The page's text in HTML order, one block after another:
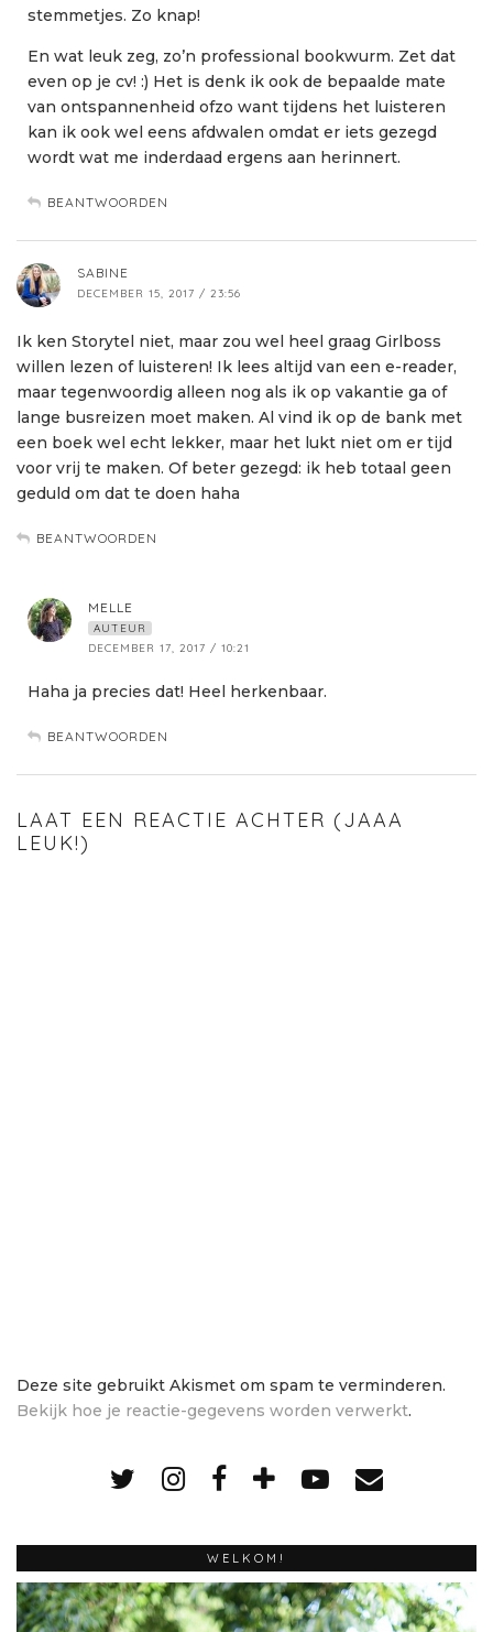
stemmetjes. Zo knap!
En wat leuk zeg, zo’n professional bookwurm. Zet dat
even op je cv! :) Het is denk ik ook de bepaalde mate
van ontspannenheid ofzo want tijdens het luisteren
kan ik ook wel eens afdwalen omdat er iets gezegd
wordt wat me inderdaad ergens aan herinnert.
BEANTWOORDEN
SABINE
DECEMBER 15, 2017 / 23:56
Ik ken Storytel niet, maar zou wel heel graag Girlboss
willen lezen of luisteren! Ik lees altijd van een e-reader,
maar tegenwoordig alleen nog als ik op vakantie ga of
lange busreizen moet maken. Al vind ik op de bank met
een boek wel echt lekker, maar het lukt niet om er tijd
voor vrij te maken. Of beter gezegd: ik heb totaal geen
geduld om dat te doen haha
BEANTWOORDEN
MELLE
AUTEUR
DECEMBER 17, 2017 / 10:21
Haha ja precies dat! Heel herkenbaar.
BEANTWOORDEN
LAAT EEN REACTIE ACHTER (JAAA
LEUK!)
Deze site gebruikt Akismet om spam te verminderen.
Bekijk hoe je reactie-gegevens worden verwerkt.
WELKOM!